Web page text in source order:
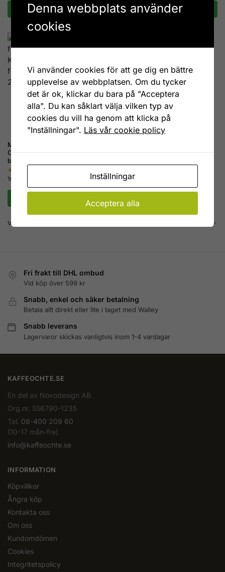
Lägg till i varukorg Lägg till i varukorg
Muminkaffe Lilla My Salted
Caramel – Smaksatt kaffe
bryggmalet 250 g
109
Visar alla 5 resultat
Fri frakt till DHL ombud
Vid köp över 599 kr
Snabb, enkel och säker betalning
Betala allt direkt eller lite i taget med Walley
Snabb leverans
Lagervaror skickas vanligtvis inom 1-4 vardagar
KAFFEOCHTE.SE
En del av Novodesign AB
Org.nr. 556790-1235
Tel. 08-400 209 60
(10-17 mån-fre)
info@kaffeochte.se
INFORMATION
Köpvillkor
Ångra köp
Kontakta oss
Om oss
Kundomdömen
Cookies
Integritetspolicy
Denna webbplats använder
cookies
Vi använder cookies för att ge dig en bättre
upplevelse av webbplatsen. Om du tycker
det är ok, klickar du bara på "Acceptera
alla". Du kan såklart välja vilken typ av
cookies du vill ha genom att klicka på
"Inställningar". Läs vår cookie policy
Inställningar
Acceptera alla